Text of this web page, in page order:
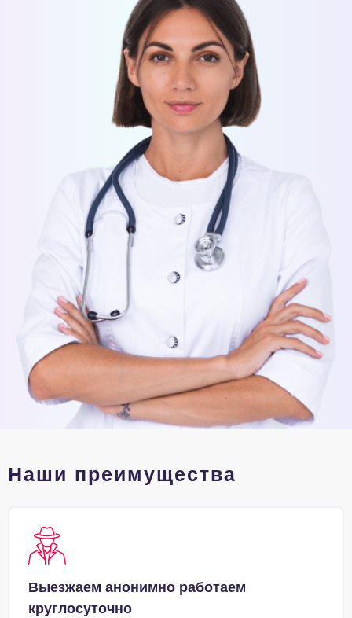
Наши преимущества
Выезжаем анонимно работаем
круглосуточно